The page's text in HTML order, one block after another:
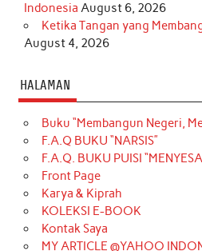
Indonesia August 6, 2026
Ketika Tangan yang
August 4, 2026
HALAMAN
Buku “Membangun Negeri,
F.A.Q BUKU “NARSIS”
F.A.Q. BUKU PUISI
Front Page
Karya & Kiprah
KOLEKSI E-BOOK
Kontak Saya
MY ARTICLE @YAHOO